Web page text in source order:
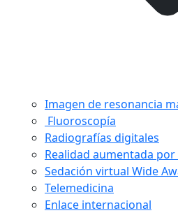
Imagen de resonancia
Fluoroscopía
Radiografías digitales
Realidad aumentada
Sedación virtual Wide
Telemedicina
Enlace internacional